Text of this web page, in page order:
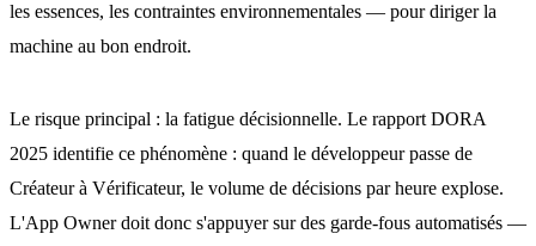
les essences, les contraintes environnementales — pour diriger la
machine au bon endroit.
Le risque principal : la fatigue décisionnelle. Le rapport DORA
2025 identifie ce phénomène : quand le développeur passe de
Créateur à Vérificateur, le volume de décisions par heure explose.
L'App Owner doit donc s'appuyer sur des garde-fous automatisés —